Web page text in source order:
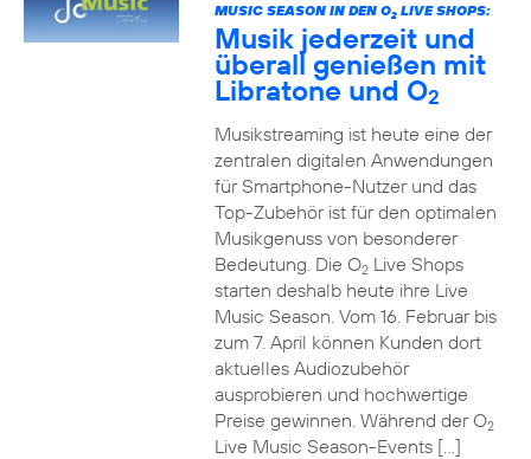
MUSIC SEASON IN DEN O2LIVE SHOPS:
Musik jederzeit und
überall genießen mit
Libratone und O2
Musikstreaming ist heute eine der
zentralen digitalen Anwendungen
für Smartphone-Nutzer und das
Top-Zubehör ist für den optimalen
Musikgenuss von besonderer
Bedeutung. Die O2Live Shops
starten deshalb heute ihre Live
Music Season. Vom 16. Februar bis
zum 7. April können Kunden dort
aktuelles Audiozubehör
ausprobieren und hochwertige
Preise gewinnen. Während der O2
Live Music Season-Events […]